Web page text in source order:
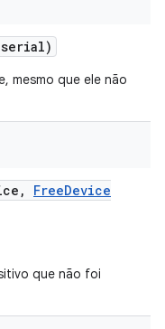
mesmo que ele não
, FreeDevice
que não foi